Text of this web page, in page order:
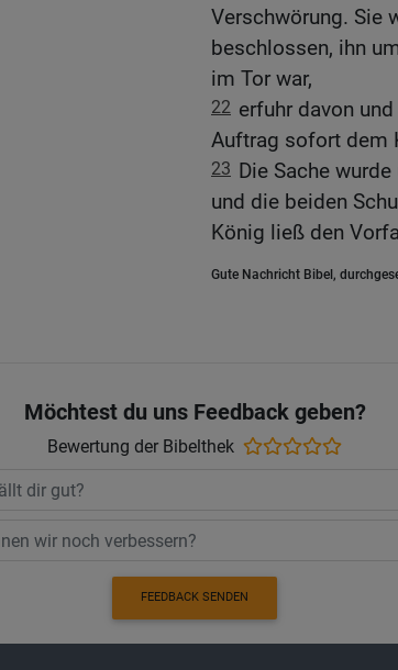
Verschwörung. Sie
beschlossen, ihn
im Tor war,
22 erfuhr davon
Auftrag sofort dem
23 Die Sache
und die beiden
König ließ den
Gute Nachricht Bibel,
Möchtest du uns Feedback geben?
Bewertung der Bibelthek
FEEDBACK SENDEN